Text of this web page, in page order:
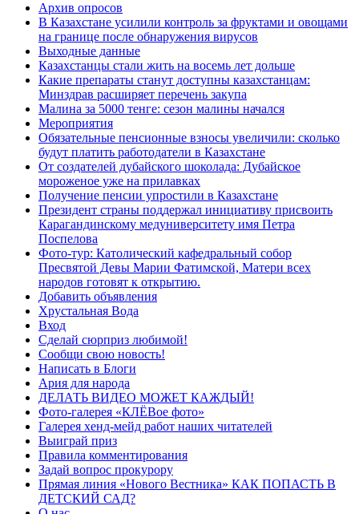
Архив опросов
В Казахстане усилили контроль за фруктами и овощами
на границе после обнаружения вирусов
Выходные данные
Казахстанцы стали жить на восемь лет дольше
Какие препараты станут доступны казахстанцам:
Минздрав расширяет перечень закупа
Малина за 5000 тенге: сезон малины начался
Мероприятия
Обязательные пенсионные взносы увеличили: сколько
будут платить работодатели в Казахстане
От создателей дубайского шоколада: Дубайское
мороженое уже на прилавках
Получение пенсии упростили в Казахстане
Президент страны поддержал инициативу присвоить
Карагандинскому медуниверситету имя Петра
Поспелова
Фото-тур: Католический кафедральный собор
Пресвятой Девы Марии Фатимской, Матери всех
народов готовят к открытию.
Добавить объявления
Хрустальная Вода
Вход
Сделай сюрприз любимой!
Сообщи свою новость!
Написать в Блоги
Ария для народа
ДЕЛАТЬ ВИДЕО МОЖЕТ КАЖДЫЙ!
Фото-галерея «КЛЁВое фото»
Галерея хенд-мейд работ наших читателей
Выиграй приз
Правила комментирования
Задай вопрос прокурору
Прямая линия «Нового Вестника» КАК ПОПАСТЬ В
ДЕТСКИЙ САД?